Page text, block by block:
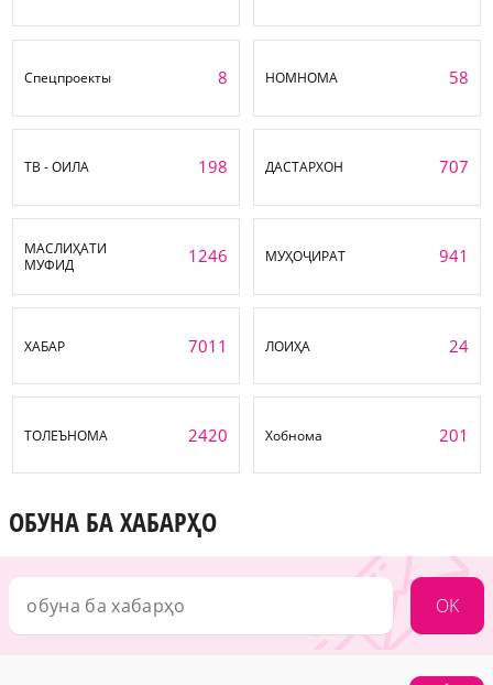
Спецпроекты 8 НОМНОМА 58
ТВ - ОИЛА 198 ДАСТАРХОН 707
МАСЛИҲАТИ
МУФИД
1246 МУҲОҶИРАТ 941
ХАБАР 7011 ЛОИҲА 24
ТОЛЕЪНОМА 2420 Хобнома 201
ОБУНА БА ХАБАРҲО
OK